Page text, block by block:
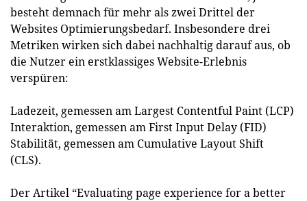
besteht demnach für mehr als zwei Drittel der
Websites Optimierungsbedarf. Insbesondere drei
Metriken wirken sich dabei nachhaltig darauf aus, ob
die Nutzer ein erstklassiges Website-Erlebnis
verspüren:
Ladezeit, gemessen am Largest Contentful Paint (LCP)
Interaktion, gemessen am First Input Delay (FID)
Stabilität, gemessen am Cumulative Layout Shift
(CLS).
Der Artikel “Evaluating page experience for a better